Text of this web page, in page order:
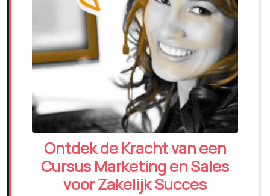
Ontdek de Kracht van een
Cursus Marketing en Sales
voor Zakelijk Succes